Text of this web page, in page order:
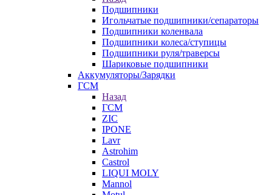
Подшипники
Игольчатые подшипники/сепараторы
Подшипники коленвала
Подшипники колеса/ступицы
Подшипники руля/траверсы
Шариковые подшипники
Аккумуляторы/Зарядки
ГСМ
Назад
ГСМ
ZIC
IPONE
Lavr
Astrohim
Castrol
LIQUI MOLY
Mannol